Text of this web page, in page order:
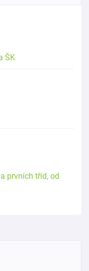
ŠK
prvních tříd, od